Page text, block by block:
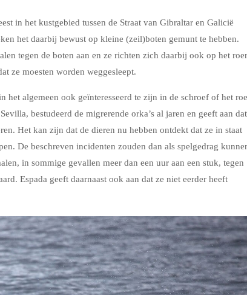
in het kustgebied tussen de Straat van Gibraltar en Galicië
het daarbij bewust op kleine (zeil)boten gemunt te hebben.
tegen de boten aan en ze richten zich daarbij ook op het
ze moesten worden weggesleept.
het algemeen ook geïnteresseerd te zijn in de schroef of het
bestudeerd de migrerende orka’s al jaren en geeft aan dat
Het kan zijn dat de dieren nu hebben ontdekt dat ze in staat
De beschreven incidenten zouden dan als spelgedrag
in sommige gevallen meer dan een uur aan een stuk, tegen
Espada geeft daarnaast ook aan dat ze niet eerder heeft